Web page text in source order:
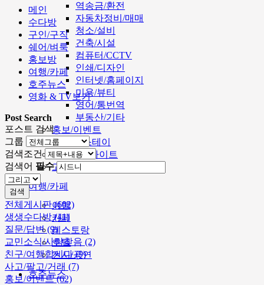
역송금/환전
자동차정비/매매
청소/설비
건축/시설
컴퓨터/CCTV
인쇄/디자인
인터넷/홈페이지
미용/뷰티
영어/통번역
부동산/기타
홍보/이벤트
민박/홈스테이
멜번주요싸이트
고국업체 홍보방
여행/카페
여행
카페
레스토랑
호텔
전시/공연
호주뉴스
메인
수다방
구인/구직
쉐어/벼룩
홍보방
여행/카페
호주뉴스
영화 & TV보기
Post Search
포스트 검색
그룹
검색조건
검색어 필수
검색
전체게시판 (602)
생생수다방 (41)
질문/답변 (9)
교민소식/사람찾음 (2)
친구/여행합시다 (9)
사고/팔고/거래 (7)
홍보/이벤트 (62)